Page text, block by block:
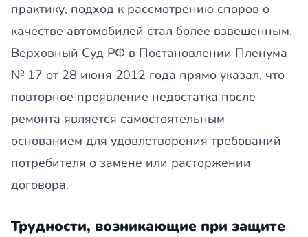
практику, подход к рассмотрению споров о
качестве автомобилей стал более взвешенным.
Верховный Суд РФ в Постановлении Пленума
№ 17 от 28 июня 2012 года прямо указал, что
повторное проявление недостатка после
ремонта является самостоятельным
основанием для удовлетворения требований
потребителя о замене или расторжении
договора.
Трудности, возникающие при защите